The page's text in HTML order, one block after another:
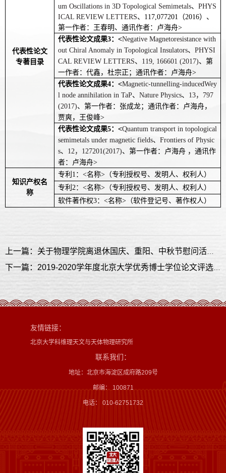
代表性论文
专著目录
um Oscillations in 3D Topological Semimetals、 PHYS
ICAL REVIEW LETTERS、 117,077201 （2016）、
第一作者：王春明、通讯作者：卢海舟>
代表性论文成果3： <Negative Magnetoresistance with
out Chiral Anomaly in Topological Insulators、 PHYSI
CAL REVIEW LETTERS、 119, 166601 (2017)、第
一作者：代鑫，杜宗正；通讯作者：卢海舟>
代表性论文成果4： <Magnetic-tunnelling-inducedWey
l node annihilation in TaP、 Nature Physics、 13， 797
(2017)、第一作者：张成龙；通讯作者：卢海舟，
贾爽，王俊峰>
代表性论文成果5： <Quantum transport in topological
semimetals under magnetic fields、 Frontiers of Physic
s、 12 ， 127201(2017)、第一作者：卢海舟 ，通讯作
者：卢海舟>
知识产权名
称
专利1：<名称>（专利授权号、发明人、权利人）
专利2：<名称>（专利授权号、发明人、权利人）
软件著作权3：<名称>（软件登记号、著作权人）
友情链接：
北京大学科维理天文与天体物理研究所
联系我们：
地址：北京市海淀区成府路209号
邮编： 100871
电话： 010-62751732